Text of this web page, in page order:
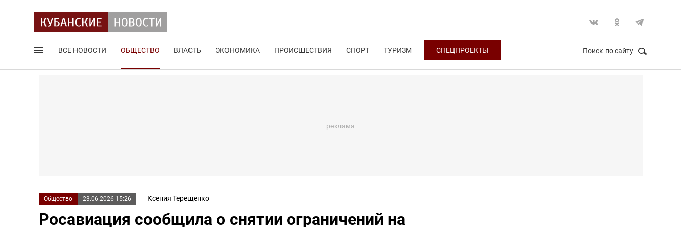
ВСЕ НОВОСТИ ОБЩЕСТВО ВЛАСТЬ ЭКОНОМИКА ПРОИСШЕСТВИЯ СПОРТ ТУРИЗМ СПЕЦПРОЕКТЫ Поиск по сайту
Общество 23.06.2026 15:26 Ксения Терещенко
Росавиация сообщила о снятии ограничений на